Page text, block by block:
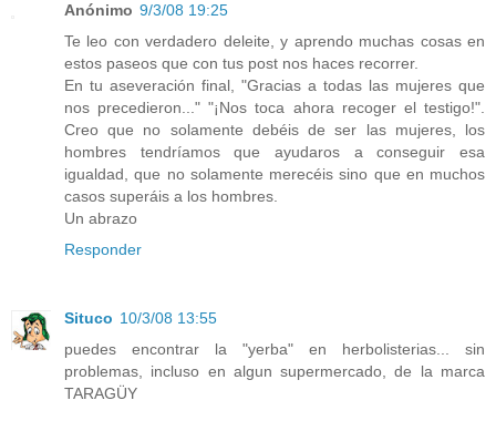
Anónimo 9/3/08 19:25
Te leo con verdadero deleite, y aprendo muchas cosas en
estos paseos que con tus post nos haces recorrer.
En tu aseveración final, "Gracias a todas las mujeres que
nos precedieron..." "¡Nos toca ahora recoger el testigo!".
Creo que no solamente debéis de ser las mujeres, los
hombres tendríamos que ayudaros a conseguir esa
igualdad, que no solamente merecéis sino que en muchos
casos superáis a los hombres.
Un abrazo
Responder
Situco 10/3/08 13:55
puedes encontrar la "yerba" en herbolisterias... sin
problemas, incluso en algun supermercado, de la marca
TARAGÜY